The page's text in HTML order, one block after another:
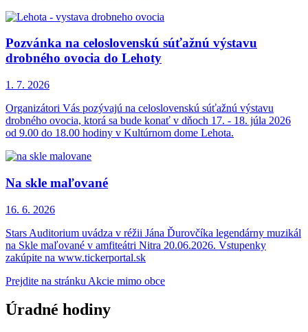
Pozvánka na celoslovenskú súťažnú výstavu
drobného ovocia do Lehoty
1. 7. 2026
Organizátori Vás pozývajú na celoslovenskú súťažnú výstavu
drobného ovocia, ktorá sa bude konať v dňoch 17. - 18. júla 2026
od 9.00 do 18.00 hodiny v Kultúrnom dome Lehota.
Na skle maľované
16. 6. 2026
Stars Auditorium uvádza v réžii Jána Ďurovčíka legendárny muzikál
na Skle maľované v amfiteátri Nitra 20.06.2026. Vstupenky
zakúpite na www.tickerportal.sk
Prejdite na stránku Akcie mimo obce
Úradné hodiny